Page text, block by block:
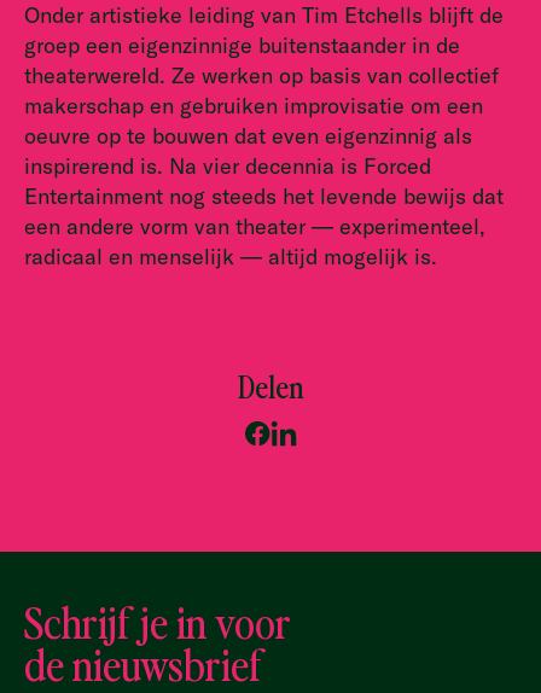
Onder artistieke leiding van Tim Etchells blijft de
groep een eigenzinnige buitenstaander in de
theaterwereld. Ze werken op basis van collectief
makerschap en gebruiken improvisatie om een
oeuvre op te bouwen dat even eigenzinnig als
inspirerend is. Na vier decennia is Forced
Entertainment nog steeds het levende bewijs dat
een andere vorm van theater — experimenteel,
radicaal en menselijk — altijd mogelijk is.
Delen
Schrijf je in voor
de nieuwsbrief